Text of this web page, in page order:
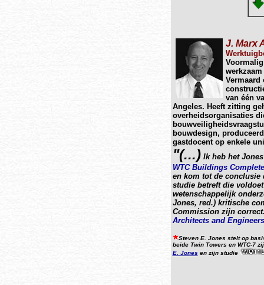
J. Marx
Vermaard
van één
Angeles. Heeft zitting
overheidsorganisaties
bouwdesign,
gastdocent op enkele
"(...) Ik heb het Jones
WTC Buildings
en kom tot de conclusie
studie betreft die
wetenschappelijk
Jones, red.)kritische
Commission zijn
Architects and
Steven E. Jones stelt op
beide Twin Towers en WTC-7
E. Jones en zijn studie